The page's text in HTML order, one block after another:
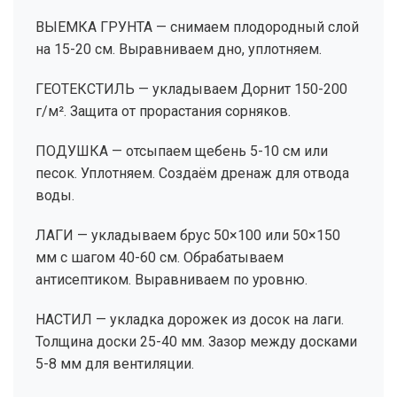
ВЫЕМКА ГРУНТА — снимаем плодородный слой
на 15-20 см. Выравниваем дно, уплотняем.
ГЕОТЕКСТИЛЬ — укладываем Дорнит 150-200
г/м². Защита от прорастания сорняков.
ПОДУШКА — отсыпаем щебень 5-10 см или
песок. Уплотняем. Создаём дренаж для отвода
воды.
ЛАГИ — укладываем брус 50×100 или 50×150
мм с шагом 40-60 см. Обрабатываем
антисептиком. Выравниваем по уровню.
НАСТИЛ — укладка дорожек из досок на лаги.
Толщина доски 25-40 мм. Зазор между досками
5-8 мм для вентиляции.